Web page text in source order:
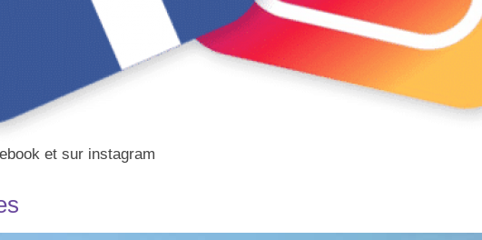
et sur instagram